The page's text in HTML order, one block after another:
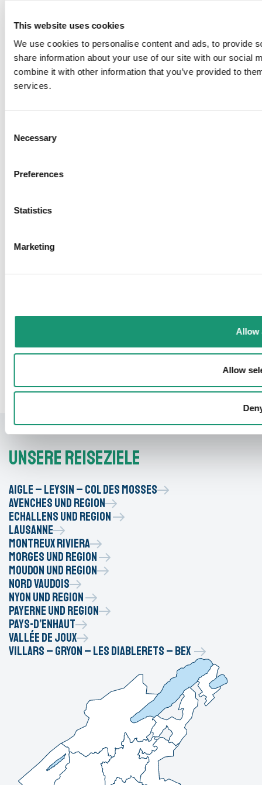
This website uses cookies
We use cookies to personalise content and ads, to provide
share information about your use of our site with our social
combine it with other information that you’ve provided to
services.
Selection
Necessary
Preferences
Statistics
Marketing
Allow
Allow
SOMMER
BEGINNT HIER
Unsere Reiseziele
Aigle – Leysin – Col des Mosses
Avenches und region
Echallens und Region
Lausanne
Montreux Riviera
Morges und Region
Moudon und Region
Nord vaudois
Nyon und Region
Payerne und region
Pays-d’Enhaut
Vallée de Joux
Villars – Gryon – Les Diablerets – Bex